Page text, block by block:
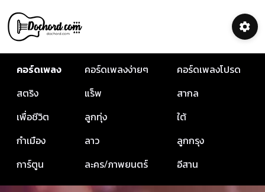
คอร์ดเพลง คอร์ดเพลงง่ายๆ
คอร์ดเพลงโปรด
สตริง
แร็พ
สากล
เพื่อชีวิต
ลูกทุ่ง
ใต้
กำเมือง
ลาว
ลูกกรุง
การ์ตูน
ละคร/ภาพยนตร์ อีสาน